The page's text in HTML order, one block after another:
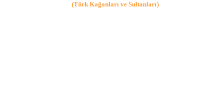
(Türk Kağanları ve Sultanları)